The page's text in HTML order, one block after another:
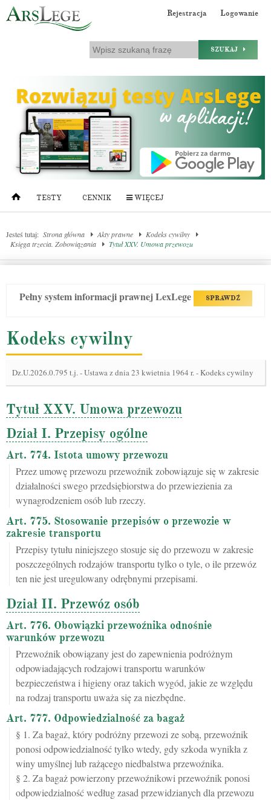
Rejestracja Logowanie
SZUKAJ
TESTY CENNIK WIĘCEJ
Jesteś tutaj: Strona główna Akty prawne
Kodeks cywilny
Księga trzecia. Zobowiązania
Tytuł XXV. Umowa przewozu
Pełny system informacji prawnej LexLege SPRAWDŹ
Kodeks cywilny
Dz.U.2026.0.795 t.j.-Ustawa z dnia 23 kwietnia 1964 r. - Kodeks cywilny
Tytuł XXV. Umowa przewozu
Dział I. Przepisy ogólne
Art. 774. Istota umowy przewozu
Przez umowę przewozu przewoźnik zobowiązuje się w zakresie
działalności swego przedsiębiorstwa do przewiezienia za
wynagrodzeniem osób lub rzeczy.
Art. 775. Stosowanie przepisów o przewozie w
zakresie transportu
Przepisy tytułu niniejszego stosuje się do przewozu w zakresie
poszczególnych rodzajów transportu tylko o tyle, o ile przewóz
ten nie jest uregulowany odrębnymi przepisami.
Dział II. Przewóz osób
Art. 776. Obowiązki przewoźnika odnośnie
warunków przewozu
Przewoźnik obowiązany jest do zapewnienia podróżnym
odpowiadających rodzajowi transportu warunków
bezpieczeństwa i higieny oraz takich wygód, jakie ze względu
na rodzaj transportu uważa się za niezbędne.
Art. 777. Odpowiedzialność za bagaż
§ 1. Za bagaż, który podróżny przewozi ze sobą, przewoźnik
ponosi odpowiedzialność tylko wtedy, gdy szkoda wynikła z
winy umyślnej lub rażącego niedbalstwa przewoźnika.
§ 2. Za bagaż powierzony przewoźnikowi przewoźnik ponosi
odpowiedzialność według zasad przewidzianych dla przewozu